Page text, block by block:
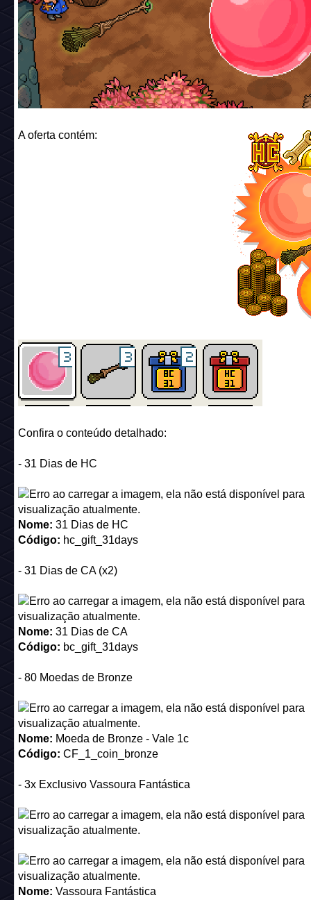
A oferta contém:
Confira o conteúdo detalhado:
- 31 Dias de HC
Nome:31 Dias de HC
Código:hc_gift_31days
Nome: 31 Dias de CA
Código:bc_gift_31days
- 80 Moedas de Bronze
Código:CF_1_coin_bronze
- 3x Exclusivo Vassoura Fantástica
Nome:Vassoura Fantástica